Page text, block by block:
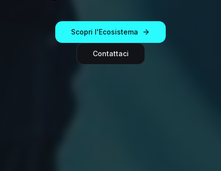
Scopri l'Ecosistema
Contattaci